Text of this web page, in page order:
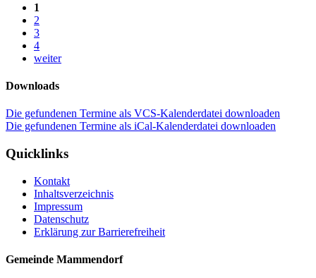
1
2
3
4
weiter
Downloads
Die gefundenen Termine als VCS-Kalenderdatei downloaden
Die gefundenen Termine als iCal-Kalenderdatei downloaden
Quicklinks
Kontakt
Inhaltsverzeichnis
Impressum
Datenschutz
Erklärung zur Barrierefreiheit
Gemeinde Mammendorf